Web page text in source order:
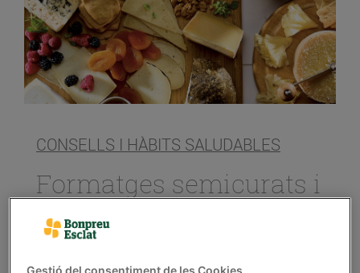
CONSELLS I HÀBITS SALUDABLES
Formatges semicurats i
curats: sabor intens
15/de març/2019
Gestió del consentiment de les Cookies